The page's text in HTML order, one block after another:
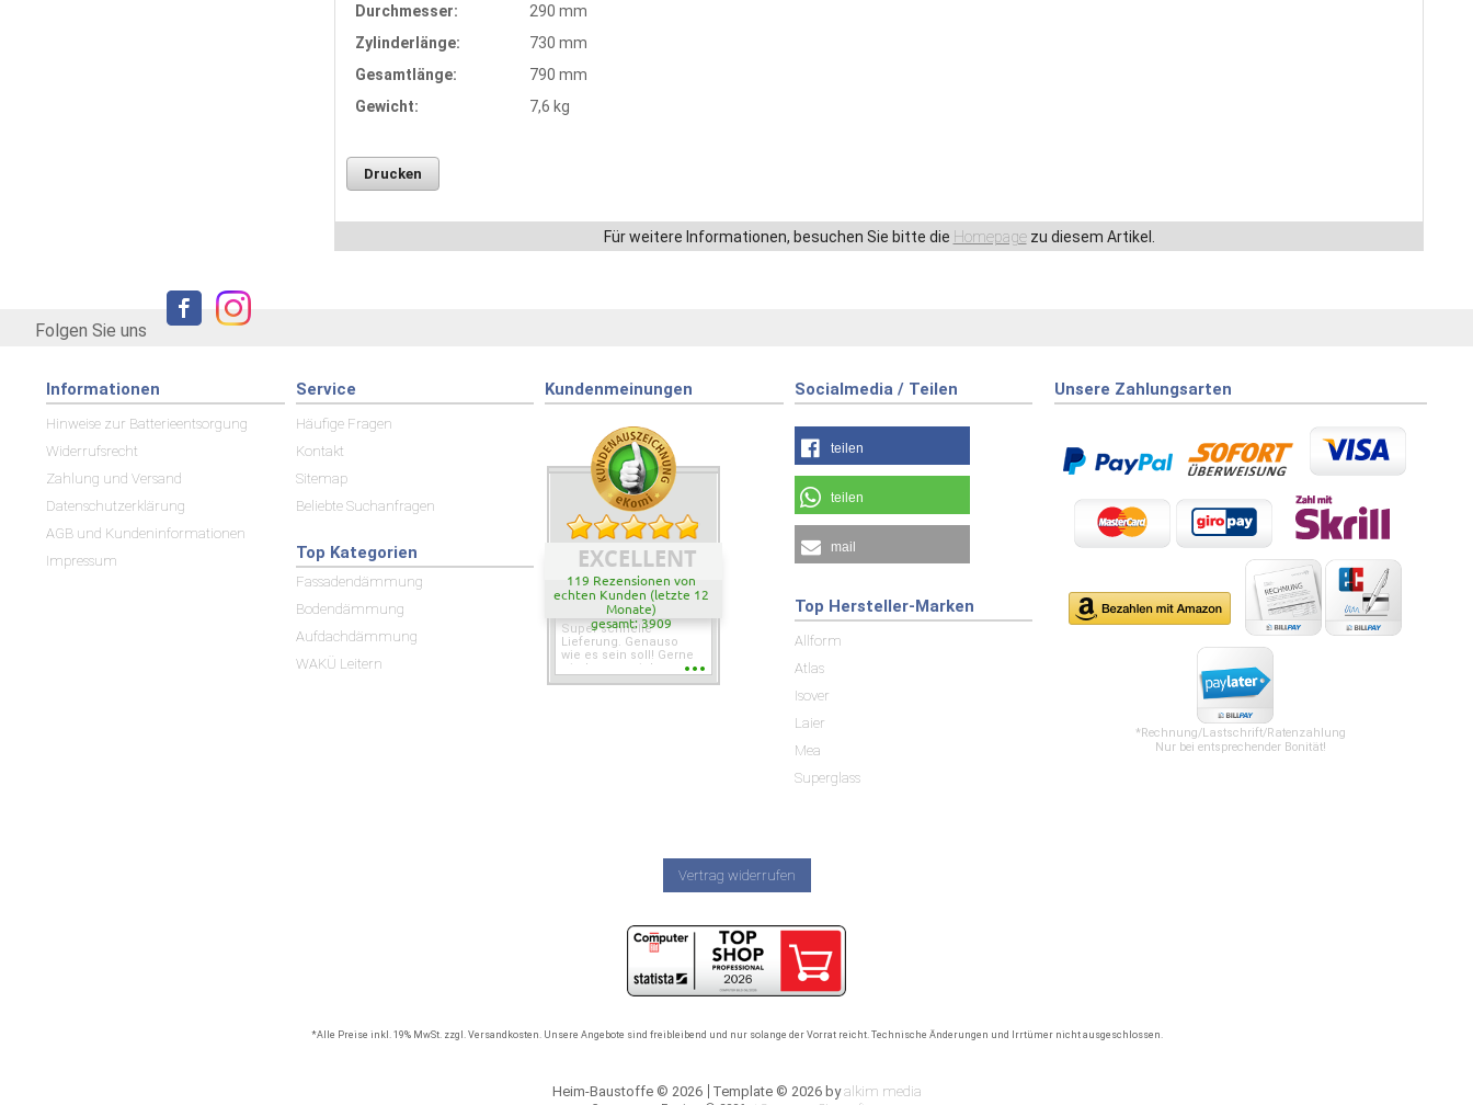
Durchmesser:
290 mm
Zylinderlänge:
730 mm
Gesamtlänge:
790 mm
Gewicht:
7,6 kg
Drucken
Für weitere Informationen, besuchen Sie bitte die Homepagezu diesem Artikel.
Folgen Sie uns
Informationen
Hinweise zur Batterieentsorgung
Widerrufsrecht
Zahlung und Versand
Datenschutzerklärung
AGB und Kundeninformationen
Impressum
Service
Häufige Fragen
Kontakt
Sitemap
Beliebte Suchanfragen
Top Kategorien
Fassadendämmung
Bodendämmung
Aufdachdämmung
WAKÜ Leitern
Kundenmeinungen
EXCELLENT
119 Rezensionen von
echten Kunden (letzte 12
Monate)
gesamt: 3909
Super schnelle
Lieferung. Genauso
wie es sein soll! Gerne
wieder wenn ich was
Socialmedia / Teilen
teilen
teilen
mail
Unsere Zahlungsarten
*Rechnung/Lastschrift/Ratenzahlung
Nur bei entsprechender Bonität!
Top Hersteller-Marken
Allform
Atlas
Isover
Laier
Mea
Superglass
Vertrag widerrufen
*Alle Preise inkl. 19% MwSt. zzgl. Versandkosten. Unsere Angebote sind freibleibend und nur solange der Vorrat reicht. Technische Änderungen und Irrtümer nicht ausgeschlossen.
Heim-Baustoffe © 2026 Template © 2026 byalkim media